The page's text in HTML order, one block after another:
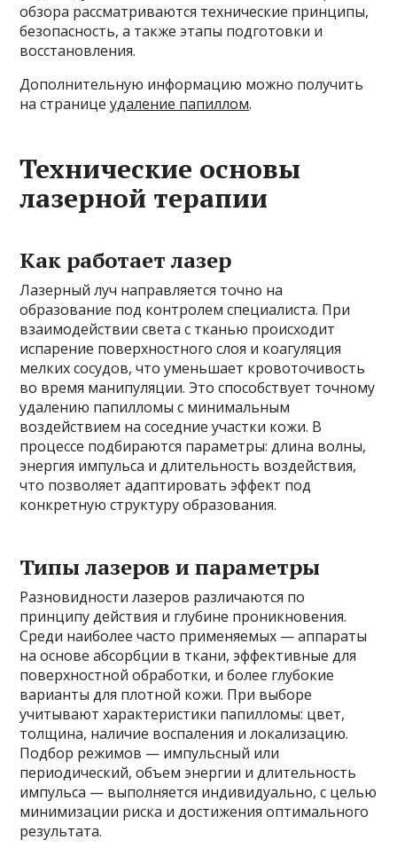
обзора рассматриваются технические принципы,
безопасность, а также этапы подготовки и
восстановления.
Дополнительную информацию можно получить
на страницеудаление папиллом.
Технические основы
лазерной терапии
Как работает лазер
Лазерный луч направляется точно на
образование под контролем специалиста. При
взаимодействии света с тканью происходит
испарение поверхностного слоя и коагуляция
мелких сосудов, что уменьшает кровоточивость
во время манипуляции. Это способствует точному
удалению папилломы с минимальным
воздействием на соседние участки кожи. В
процессе подбираются параметры: длина волны,
энергия импульса и длительность воздействия,
что позволяет адаптировать эффект под
конкретную структуру образования.
Типы лазеров и параметры
Разновидности лазеров различаются по
принципу действия и глубине проникновения.
Среди наиболее часто применяемых — аппараты
на основе абсорбции в ткани, эффективные для
поверхностной обработки, и более глубокие
варианты для плотной кожи. При выборе
учитывают характеристики папилломы: цвет,
толщина, наличие воспаления и локализацию.
Подбор режимов — импульсный или
периодический, объем энергии и длительность
импульса — выполняется индивидуально, с целью
минимизации риска и достижения оптимального
результата.